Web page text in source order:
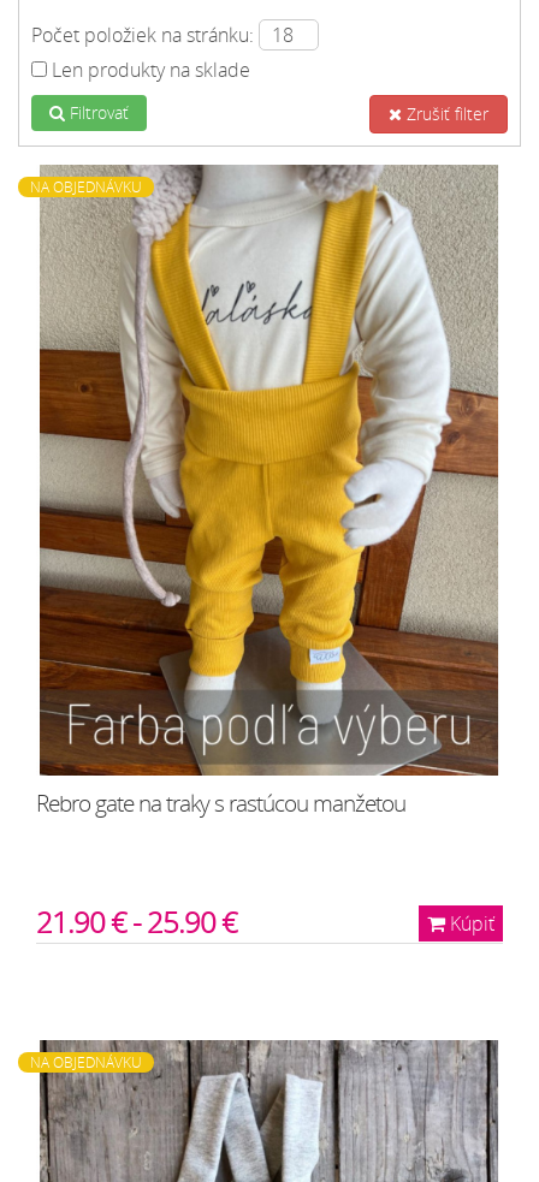
Počet položiek na stránku:
Len produkty na sklade
Filtrovať Zrušiť filter
NA OBJEDNÁVKU
Rebro gate na traky s rastúcou manžetou
Kúpiť
21.90 € - 25.90 €
NA OBJEDNÁVKU